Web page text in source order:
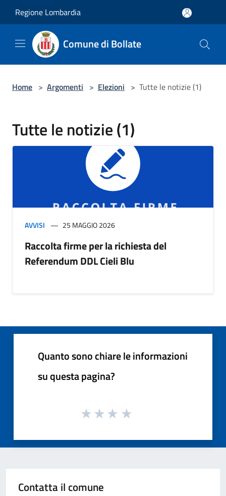
Regione Lombardia
Comune di Bollate
Home > Argomenti > Elezioni > Tutte le notizie (1)
Tutte le notizie (1)
AVVISI 25 MAGGIO 2026
Raccolta firme per la richiesta del
Referendum DDL Cieli Blu
Quanto sono chiare le informazioni
su questa pagina?
Contatta il comune